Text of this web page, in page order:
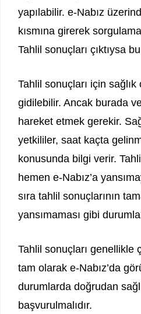
yapılabilir. e-Nabız
kısmına girerek
Tahlil sonuçları çıktıysa
Tahlil sonuçları için sağlık
gidilebilir. Ancak burada
hareket etmek gerekir.
yetkililer, saat kaçta
konusunda bilgi verir.
hemen e-Nabız’a
sıra tahlil sonuçlarının
yansımaması gibi
Tahlil sonuçları genellikle
tam olarak e-Nabız’da
durumlarda doğrudan
başvurulmalıdır.